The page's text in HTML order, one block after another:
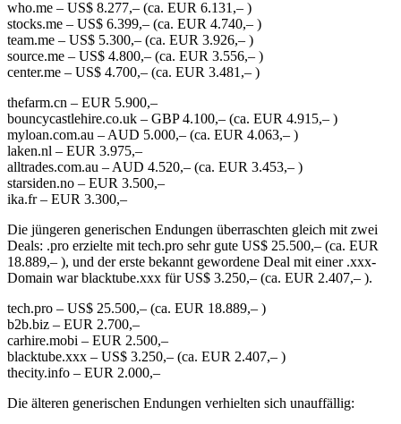
who.me – US$ 8.277,– (ca. EUR 6.131,– )
stocks.me – US$ 6.399,– (ca. EUR 4.740,– )
team.me – US$ 5.300,– (ca. EUR 3.926,– )
source.me – US$ 4.800,– (ca. EUR 3.556,– )
center.me – US$ 4.700,– (ca. EUR 3.481,– )
thefarm.cn – EUR 5.900,–
bouncycastlehire.co.uk – GBP 4.100,– (ca. EUR 4.915,– )
myloan.com.au – AUD 5.000,– (ca. EUR 4.063,– )
laken.nl – EUR 3.975,–
alltrades.com.au – AUD 4.520,– (ca. EUR 3.453,– )
starsiden.no – EUR 3.500,–
ika.fr – EUR 3.300,–
Die jüngeren generischen Endungen überraschten gleich mit zwei
Deals: .pro erzielte mit tech.pro sehr gute US$ 25.500,– (ca. EUR
18.889,– ), und der erste bekannt gewordene Deal mit einer .xxx-
Domain war blacktube.xxx für US$ 3.250,– (ca. EUR 2.407,– ).
tech.pro – US$ 25.500,– (ca. EUR 18.889,– )
b2b.biz – EUR 2.700,–
carhire.mobi – EUR 2.500,–
blacktube.xxx – US$ 3.250,– (ca. EUR 2.407,– )
thecity.info – EUR 2.000,–
Die älteren generischen Endungen verhielten sich unauffällig: